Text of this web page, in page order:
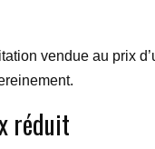
vendue au prix
réduit